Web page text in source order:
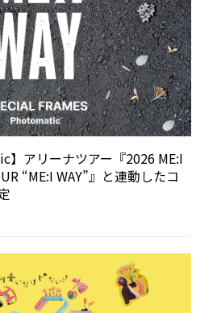
】アリーナツアー『2026 ME:I
“ME:I WAY”』と連動したコ